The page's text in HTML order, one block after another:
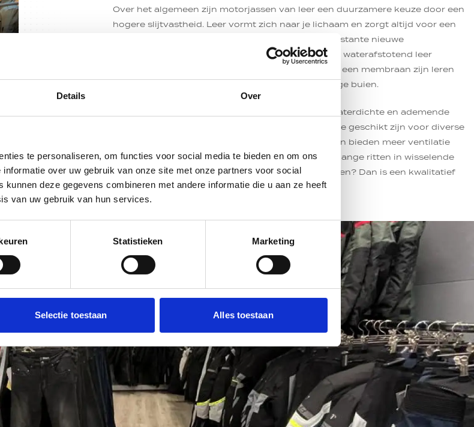
Details Over
te personaliseren, om functies voor social media te bieden en om ons
over uw gebruik van onze site met onze partners voor social
deze gegevens combineren met andere informatie die u aan ze heeft
van uw gebruik van hun services.
Statistieken Marketing
Selectie toestaan Alles toestaan
Over het algemeen zijn motorjassen van leer een duurzamere keuze door een
hogere slijtvastheid. Leer vormt zich naar je lichaam en zorgt altijd voor een
klassieke, stoere en tijdloze uitstraling. Met de constante nieuwe
ontwikkelingen op het gebied van motorkleding is waterafstotend leer
tegenwoordig ook verkrijgbaar. In combinatie met een membraan zijn leren
motorjassen steeds beter bestand tegen langdurige buien.
De textiel motorjassen zijn vaak al voorzien van waterdichte en ademende
membranen, zoals Gore-Tex, waardoor ze uitermate geschikt zijn voor diverse
weersomstandigheden. Bovendien zijn ze lichter en bieden meer ventilatie
opties. Een motorjas van textiel is dus ideaal voor lange ritten in wisselende
klimaten. Rijd je in aanhoudende stevige regenbuien? Dan is een kwalitatief
regenpak nog altijd de beste oplossing.